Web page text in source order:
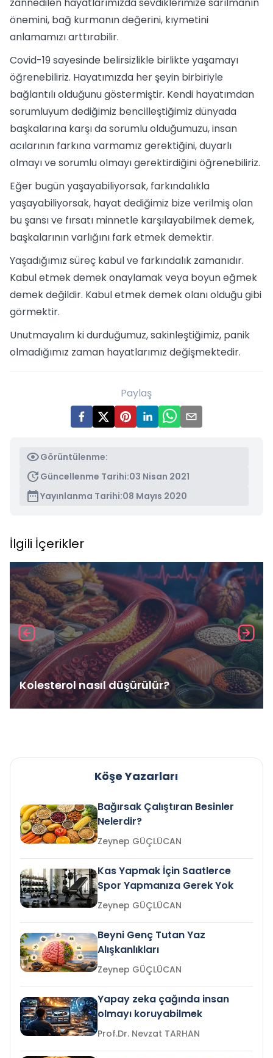
önemini, bağ kurmanın değerini, kıymetini
anlamamızı arttırabilir.
Covid-19 sayesinde belirsizlikle birlikte yaşamayı
öğrenebiliriz. Hayatımızda her şeyin birbiriyle
bağlantılı olduğunu göstermiştir. Kendi hayatımdan
sorumluyum dediğimiz bencilleştiğimiz dünyada
başkalarına karşı da sorumlu olduğumuzu, insan
acılarının farkına varmamız gerektiğini, duyarlı
olmayı ve sorumlu olmayı gerektirdiğini öğrenebiliriz.
Eğer bugün yaşayabiliyorsak, farkındalıkla
yaşayabiliyorsak, hayat dediğimiz bize verilmiş olan
bu şansı ve fırsatı minnetle karşılayabilmek demek,
başkalarının varlığını fark etmek demektir.
Yaşadığımız süreç kabul ve farkındalık zamanıdır.
Kabul etmek demek onaylamak veya boyun eğmek
demek değildir. Kabul etmek demek olanı olduğu gibi
görmektir.
Unutmayalım ki durduğumuz, sakinleştiğimiz, panik
olmadığımız zaman hayatlarımız değişmektedir.
Paylaş
Görüntülenme:
Güncellenme Tarihi:03 Nisan 2021
Yayınlanma Tarihi:08 Mayıs 2020
İlgili İçerikler
Kolesterol nasıl düşürülür?
Köşe Yazarları
Bağırsak Çalıştıran Besinler
Nelerdir?
Zeynep GÜÇLÜCAN
Kas Yapmak İçin Saatlerce
Spor Yapmanıza Gerek Yok
Zeynep GÜÇLÜCAN
Beyni Genç Tutan Yaz
Alışkanlıkları
Zeynep GÜÇLÜCAN
Yapay zeka çağında insan
olmayı koruyabilmek
Prof.Dr. Nevzat TARHAN